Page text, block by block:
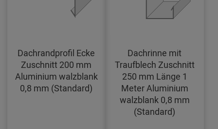
Dachrandprofil Ecke
Zuschnitt 200 mm
Aluminium walzblank
0,8 mm (Standard)
Dachrinne mit
Traufblech Zuschnitt
250 mm Länge 1
Meter Aluminium
walzblank 0,8 mm
(Standard)